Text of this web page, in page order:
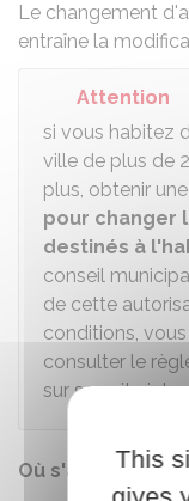
Le changement
entraîne la
Attention
si vous habitez
ville de plus de
plus, obtenir
pour changer
destinés à
conseil
de cette
conditions,
consulter le
sur son site
Où s'adresser ?
This
gives